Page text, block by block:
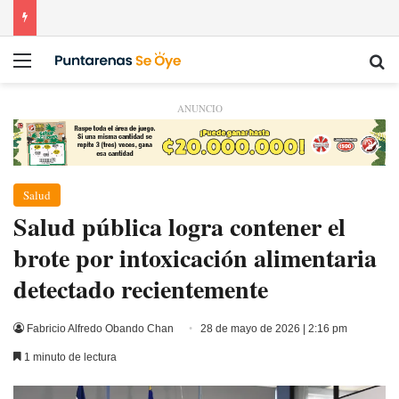
Menú
ANUNCIO
Salud
Salud pública logra contener el
brote por intoxicación alimentaria
detectado recientemente
Fabricio Alfredo Obando Chan 28 de mayo de 2026 | 2:16 pm
1 minuto de lectura